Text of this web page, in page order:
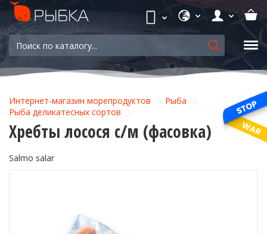
Интернет-магазин морепродуктов
Рыба
Рыба деликатесных сортов
Хребты лосося с/м (фасовка)
Salmo salar